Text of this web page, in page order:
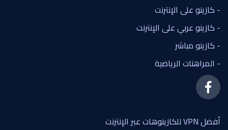
- كازينو على الإنترنت
- كازينو عربي على الإنترنت
- كازينو مباشر
- المراهنات الرياضية
أفضل VPN للكازينوهات عبر الإنترنت